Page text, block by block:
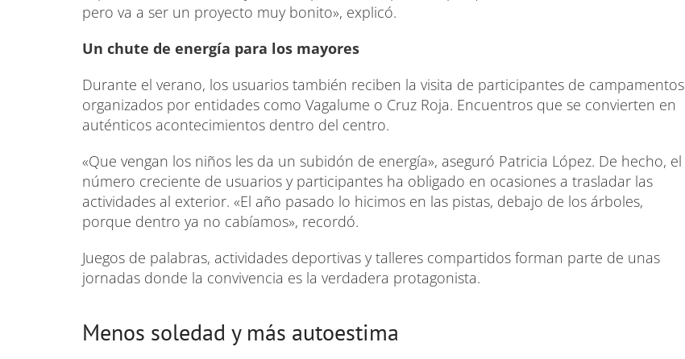
pero va a ser un proyecto muy bonito», explicó.
Un chute de energía para los mayores
Durante el verano, los usuarios también reciben la visita de participantes de campamentos
organizados por entidades como Vagalume o Cruz Roja. Encuentros que se convierten en
auténticos acontecimientos dentro del centro.
«Que vengan los niños les da un subidón de energía», aseguró Patricia López. De hecho, el
número creciente de usuarios y participantes ha obligado en ocasiones a trasladar las
actividades al exterior. «El año pasado lo hicimos en las pistas, debajo de los árboles,
porque dentro ya no cabíamos», recordó.
Juegos de palabras, actividades deportivas y talleres compartidos forman parte de unas
jornadas donde la convivencia es la verdadera protagonista.
Menos soledad y más autoestima